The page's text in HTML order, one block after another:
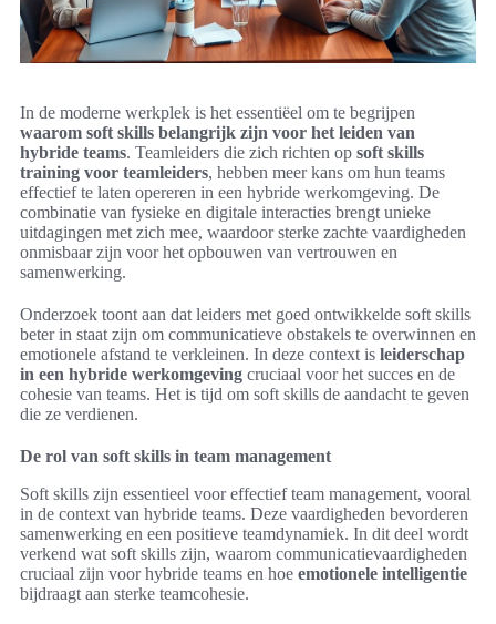
In de moderne werkplek is het essentiëel om te begrijpen
waarom soft skills belangrijk zijn voor het leiden van
hybride teams. Teamleiders die zich richten op soft skills
training voor teamleiders, hebben meer kans om hun teams
effectief te laten opereren in een hybride werkomgeving. De
combinatie van fysieke en digitale interacties brengt unieke
uitdagingen met zich mee, waardoor sterke zachte vaardigheden
onmisbaar zijn voor het opbouwen van vertrouwen en
samenwerking.
Onderzoek toont aan dat leiders met goed ontwikkelde soft skills
beter in staat zijn om communicatieve obstakels te overwinnen en
emotionele afstand te verkleinen. In deze context is leiderschap
in een hybride werkomgeving cruciaal voor het succes en de
cohesie van teams. Het is tijd om soft skills de aandacht te geven
die ze verdienen.
De rol van soft skills in team management
Soft skills zijn essentieel voor effectief team management, vooral
in de context van hybride teams. Deze vaardigheden bevorderen
samenwerking en een positieve teamdynamiek. In dit deel wordt
verkend wat soft skills zijn, waarom communicatievaardigheden
cruciaal zijn voor hybride teams en hoe emotionele intelligentie
bijdraagt aan sterke teamcohesie.